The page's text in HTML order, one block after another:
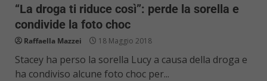
“La droga ti riduce così”: perde la sorella e
condivide la foto choc
Raffaella Mazzei 18 Maggio 2018
Stacey ha perso la sorella Lucy a causa della droga e
ha condiviso alcune foto choc per...